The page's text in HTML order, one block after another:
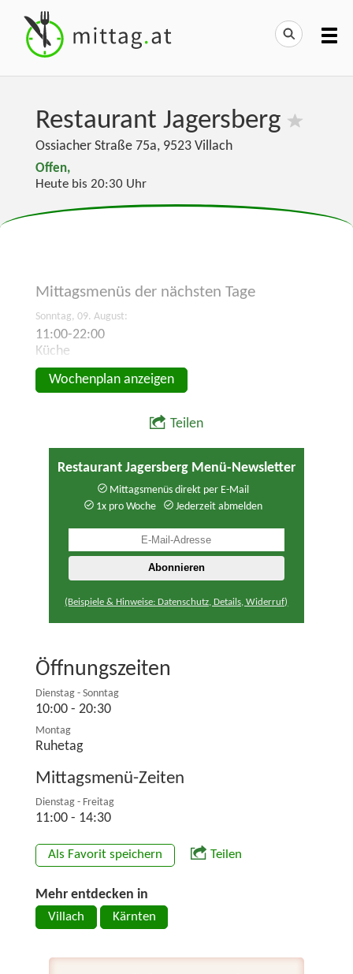
Restaurant Jagersberg
Ossiacher Straße 75a, 9523 Villach
Offen,
Heute bis 20:30 Uhr
Mittagsmenüs der nächsten Tage
Sonntag, 09. August:
11:00-22:00
Küche
Wochenplan anzeigen
Teilen
Restaurant Jagersberg Menü-Newsletter
Mittagsmenüs direkt per E-Mail
1x pro Woche
Jederzeit abmelden
(Beispiele & Hinweise: Datenschutz, Details, Widerruf)
Öffnungszeiten
Dienstag - Sonntag
10:00 - 20:30
Montag
Ruhetag
Mittagsmenü-Zeiten
Dienstag - Freitag
11:00 - 14:30
Als Favorit speichern Teilen
Mehr entdecken in
Villach Kärnten